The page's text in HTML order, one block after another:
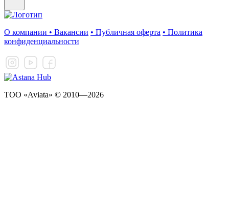
О компании • Вакансии • Публичная оферта • Политика
конфиденциальности
ТОО «Aviata» © 2010—2026